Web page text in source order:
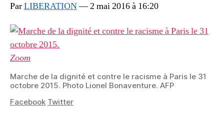
ParLIBERATION—2 mai 2016 à 16:20
Zoom
Marche de la dignité et contre le racisme à Paris le 31
octobre 2015. Photo Lionel Bonaventure. AFP
Facebook Twitter